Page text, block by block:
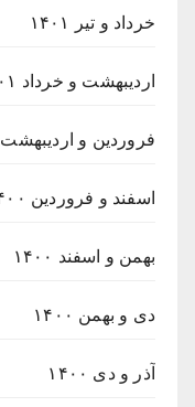
خرداد و تیر ۱۴۰۱
اردیبهشت و خرداد ۱۴۰۱
فروردین و اردیبهشت ۱۴۰۱
اسفند و فروردین ۱۴۰۰
بهمن و اسفند ۱۴۰۰
دی و بهمن ۱۴۰۰
آذر و دی ۱۴۰۰